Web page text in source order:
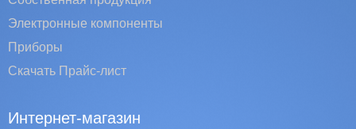
Электронные компоненты
Приборы
Скачать Прайс-лист
Интернет-магазин